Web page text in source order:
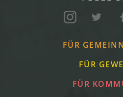
FÜR
FÜR
FÜR